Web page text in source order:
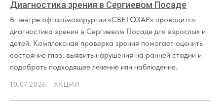
Диагностика зрения в Сергиевом Посаде
В центре офтальмохирургии «СВЕТОЗАР» проводится
диагностика зрения в Сергиевом Посаде для взрослых и
детей. Комплексная проверка зрения помогает оценить
состояние глаз, выявить нарушения на ранней стадии и
подобрать подходящее лечение или наблюдение.
10.07.2026 АКЦИИ